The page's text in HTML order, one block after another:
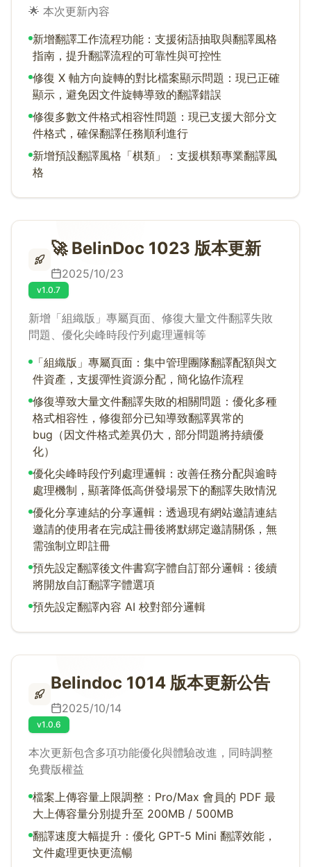
🌟 本次更新內容
新增翻譯工作流程功能：支援術語抽取與翻譯風格
指南，提升翻譯流程的可靠性與可控性
修復 X 軸方向旋轉的對比檔案顯示問題：現已正確
顯示，避免因文件旋轉導致的翻譯錯誤
修復多數文件格式相容性問題：現已支援大部分文
件格式，確保翻譯任務順利進行
新增預設翻譯風格「棋類」：支援棋類專業翻譯風
格
🚀 BelinDoc 1023 版本更新
2025/10/23
v1.0.7
新增「組織版」專屬頁面、修復大量文件翻譯失敗
問題、優化尖峰時段佇列處理邏輯等
「組織版」專屬頁面：集中管理團隊翻譯配額與文
件資產，支援彈性資源分配，簡化協作流程
修復導致大量文件翻譯失敗的相關問題：優化多種
格式相容性，修復部分已知導致翻譯異常的
bug（因文件格式差異仍大，部分問題將持續優
化）
優化尖峰時段佇列處理邏輯：改善任務分配與逾時
處理機制，顯著降低高併發場景下的翻譯失敗情況
優化分享連結的分享邏輯：透過現有網站邀請連結
邀請的使用者在完成註冊後將默綁定邀請關係，無
需強制立即註冊
預先設定翻譯後文件書寫字體自訂部分邏輯：後續
將開放自訂翻譯字體選項
預先設定翻譯內容 AI 校對部分邏輯
Belindoc 1014 版本更新公告
2025/10/14
v1.0.6
本次更新包含多項功能優化與體驗改進，同時調整
免費版權益
檔案上傳容量上限調整：Pro/Max 會員的 PDF 最
大上傳容量分別提升至 200MB / 500MB
翻譯速度大幅提升：優化 GPT-5 Mini 翻譯效能，
文件處理更快更流暢